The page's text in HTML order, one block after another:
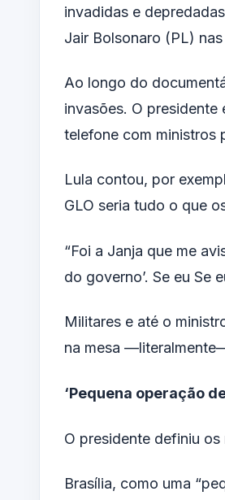
invadidas e
Jair Bolsonaro (PL)
Ao longo do
invasões. O presidente
telefone com ministros
Lula contou, por
GLO seria tudo o que
“Foi a Janja que me
do governo’. Se eu Se
Militares e até o
na mesa
‘Pequena operação
O presidente definiu
Brasília, como uma